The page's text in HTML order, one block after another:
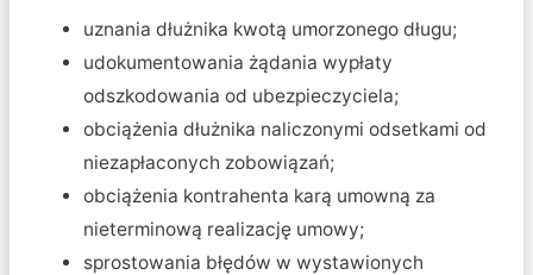
uznania dłużnika kwotą umorzonego długu;
udokumentowania żądania wypłaty
odszkodowania od ubezpieczyciela;
obciążenia dłużnika naliczonymi odsetkami od
niezapłaconych zobowiązań;
obciążenia kontrahenta karą umowną za
nieterminową realizację umowy;
sprostowania błędów w wystawionych